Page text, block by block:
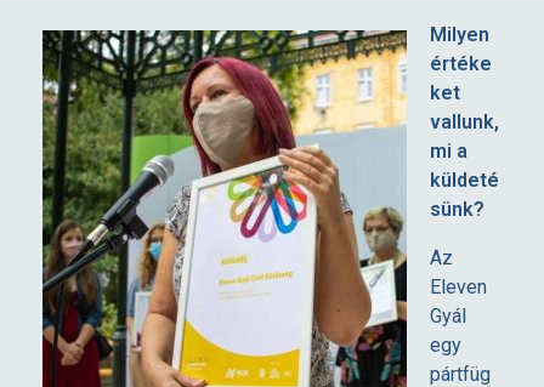
A
l
a
p
e
l
Milyen
értéke
ket
vallunk,
mi a
küldeté
sünk?
Az
Eleven
Gyál
egy
pártfüg